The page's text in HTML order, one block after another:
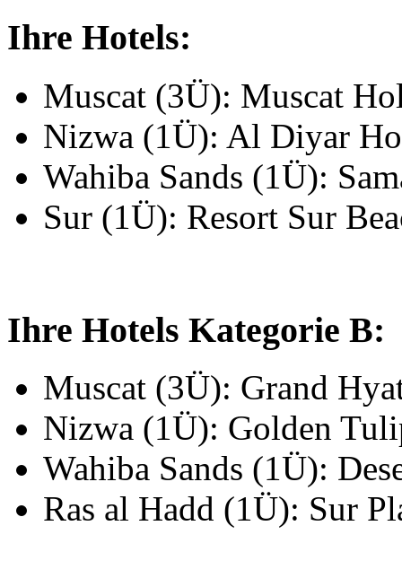
Ihre Hotels:
Muscat (3Ü): Muscat
Nizwa (1Ü): Al Diyar
Wahiba Sands (1Ü):
Sur (1Ü): Resort Sur
Ihre Hotels Kategorie B:
Muscat (3Ü): Grand
Nizwa (1Ü): Golden
Wahiba Sands (1Ü):
Ras al Hadd (1Ü): Sur